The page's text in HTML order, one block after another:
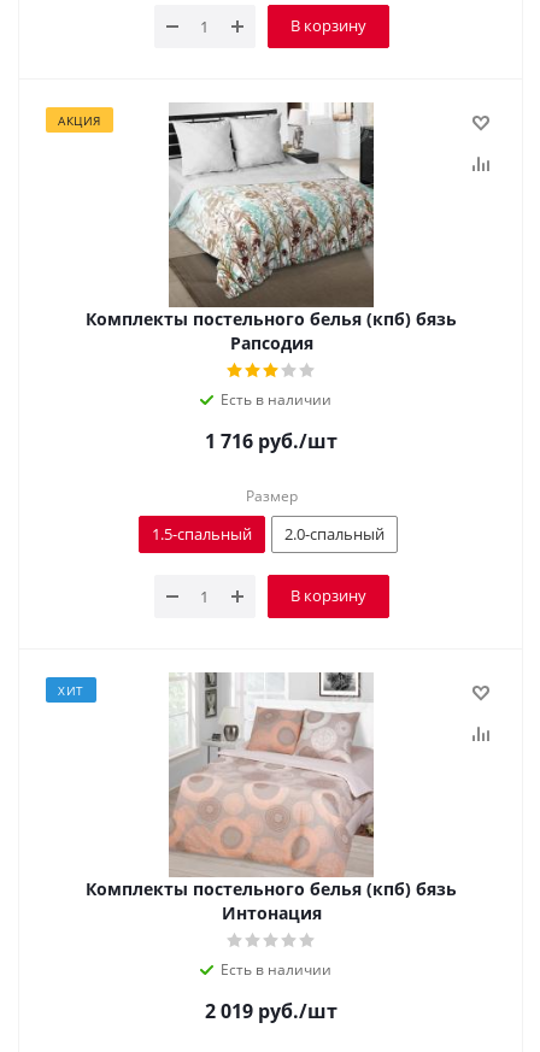
В корзину
АКЦИЯ
Комплекты постельного белья (кпб) бязь
Рапсодия
Есть в наличии
1 716 руб./шт
Размер
1.5-спальный 2.0-спальный
В корзину
ХИТ
Комплекты постельного белья (кпб) бязь
Интонация
Есть в наличии
2 019 руб./шт